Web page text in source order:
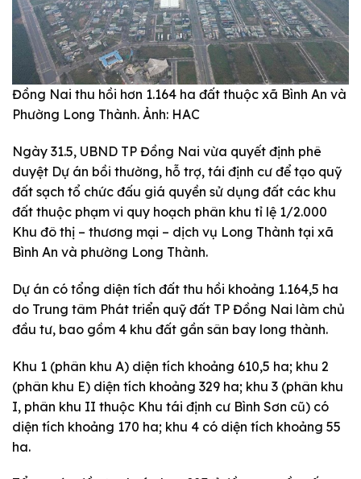
Đồng Nai thu hồi hơn 1.164 ha đất thuộc xã Bình An và
Phường Long Thành. Ảnh: HAC
Ngày 31.5, UBND TP Đồng Nai vừa quyết định phê
duyệt Dự án bồi thường, hỗ trợ, tái định cư để tạo quỹ
đất sạch tổ chức đấu giá quyền sử dụng đất các khu
đất thuộc phạm vi quy hoạch phân khu tỉ lệ 1/2.000
Khu đô thị – thương mại – dịch vụ Long Thành tại xã
Bình An và phường Long Thành.
Dự án có tổng diện tích đất thu hồi khoảng 1.164,5 ha
do Trung tâm Phát triển quỹ đất TP Đồng Nai làm chủ
đầu tư, bao gồm 4 khu đất gần sân bay long thành.
Khu 1 (phân khu A) diện tích khoảng 610,5 ha; khu 2
(phân khu E) diện tích khoảng 329 ha; khu 3 (phân khu
I, phân khu II thuộc Khu tái định cư Bình Sơn cũ) có
diện tích khoảng 170 ha; khu 4 có diện tích khoảng 55
ha.